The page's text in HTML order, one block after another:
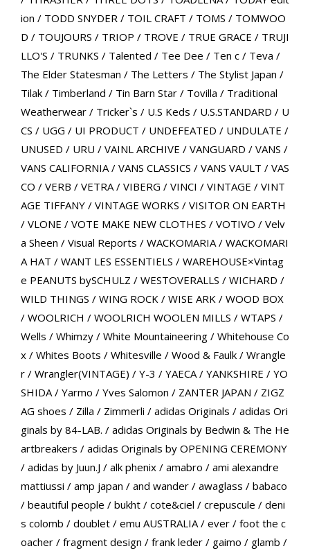
ion / TODD SNYDER/ TOIL CRAFT / TOMS / TOMWOO
D / TOUJOURS / TRIOP / TROVE / TRUE GRACE / TRUJI
LLO'S / TRUNKS / Talented / Tee Dee / Ten c/ Teva /
The Elder Statesman / The Letters / The Stylist Japan /
Tilak/ Timberland / Tin Barn Star/ Tovilla / Traditional
Weatherwear/ Tricker`s / U.S Keds / U.S.STANDARD / U
CS / UGG / UI PRODUCT / UNDEFEATED / UNDULATE /
UNUSED / URU / VAINL ARCHIVE / VANGUARD / VANS /
VANS CALIFORNIA/ VANS CLASSICS / VANS VAULT / VAS
CO / VERB / VETRA/ VIBERG / VINCI / VINTAGE / VINT
AGE TIFFANY/ VINTAGE WORKS / VISITOR ON EARTH
/ VLONE / VOTE MAKE NEW CLOTHES / VOTIVO / Velv
a Sheen / Visual Reports / WACKOMARIA/ WACKOMARI
A HAT / WANT LES ESSENTIELS / WAREHOUSE×Vintag
e PEANUTS bySCHULZ / WESTOVERALLS / WICHARD /
WILD THINGS / WING ROCK/ WISE ARK/ WOOD BOX
/ WOOLRICH / WOOLRICH WOOLEN MILLS / WTAPS /
Wells / Whimzy/ White Mountaineering/ Whitehouse Co
x/ Whites Boots / Whitesville / Wood & Faulk/ Wrangle
r/ Wrangler(VINTAGE) / Y-3 / YAECA/ YANKSHIRE / YO
SHIDA/ Yarmo / Yves Salomon / ZANTER JAPAN / ZIGZ
AG shoes / Zilla / Zimmerli / adidas Originals / adidas Ori
ginals by 84-LAB. / adidas Originals by Bedwin & The He
artbreakers / adidas Originals by OPENING CEREMONY
/ adidas by Juun.J / alk phenix/ amabro / ami alexandre
mattiussi / amp japan / and wander/ awaglass / babaco
/ beautiful people / bukht/ cote&ciel / crepuscule / deni
s colomb / doublet/ emu AUSTRALIA/ ever/ foot the c
oacher/ fragment design / frank leder/ gaimo / glamb /